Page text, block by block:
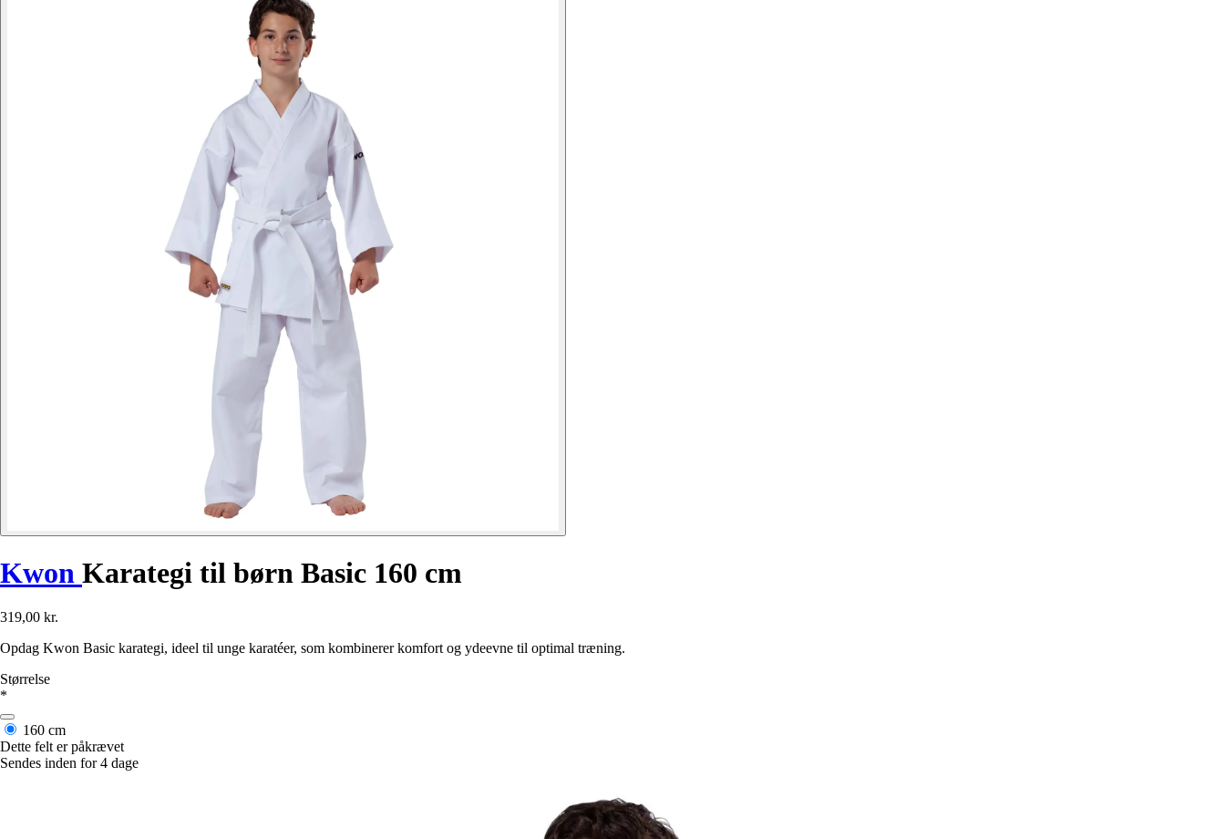
Kwon Karategi til børn Basic 160 cm
319,00 kr.
Opdag Kwon Basic karategi, ideel til unge karatéer, som kombinerer komfort og ydeevne til optimal træning.
Størrelse
*
160 cm
Dette felt er påkrævet
Sendes inden for 4 dage